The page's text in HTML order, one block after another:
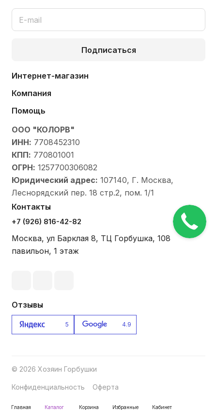
Подписаться
Интернет-магазин
Компания
Помощь
ООО "КОЛОРВ"
ИНН: 7708452310
КПП: 770801001
ОГРН: 1257700306082
Юридический адрес: 107140, Г. Москва,
Леснорядский пер. 18 стр.2, пом. 1/1
Контакты
+7 (926) 816-42-82
Москва, ул Барклая 8, ТЦ Горбушка, 108
павильон, 1 этаж
Отзывы
5 4.9
© 2026 Хозяин Горбушки
Конфиденциальность Оферта
Главная Каталог Корзина Избранные Кабинет